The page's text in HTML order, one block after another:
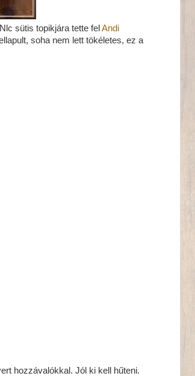
sütis topikjára tette fel Andi
soha nem lett tökéletes, ez a
hozzávalókkal. Jól ki kell hűteni.